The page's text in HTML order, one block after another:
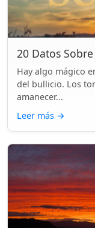
20 Datos
Hay algo mágico
del bullicio. Los
amanecer...
Leer más →